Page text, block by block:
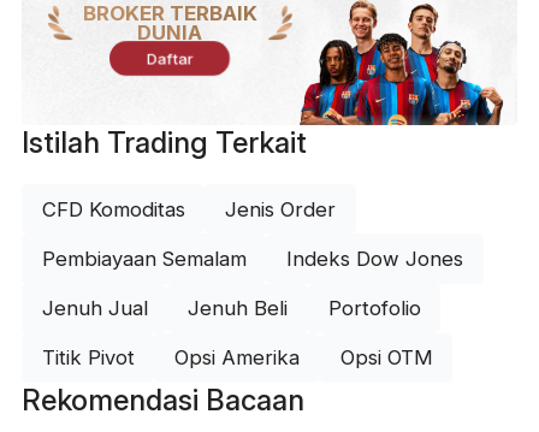
BROKER TERBAIK
DUNIA
Daftar
Istilah Trading Terkait
CFD Komoditas Jenis Order
Pembiayaan Semalam Indeks Dow Jones
Jenuh Jual Jenuh Beli Portofolio
Titik Pivot Opsi Amerika Opsi OTM
Rekomendasi Bacaan